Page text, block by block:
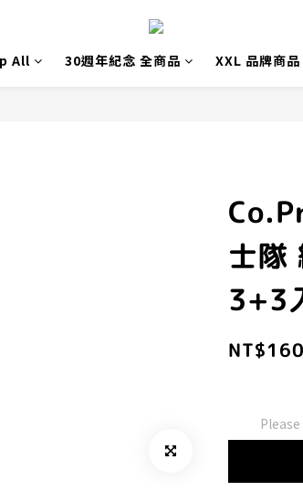
All 30週年紀念 全商品 XXL 品牌商品
士隊
3+3
NT$160